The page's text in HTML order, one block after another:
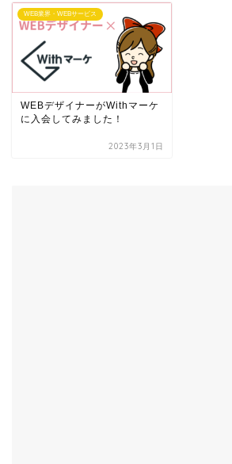
WEB業界・WEBサービス
WEBデザイナーがWithマーケ
に入会してみました！
2023年3月1日